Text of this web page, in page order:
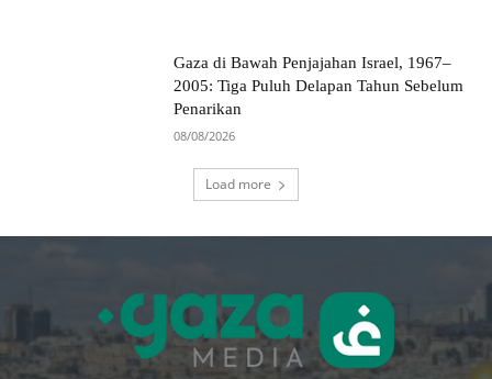
Gaza di Bawah Penjajahan Israel, 1967–
2005: Tiga Puluh Delapan Tahun Sebelum
Penarikan
08/08/2026
Load more